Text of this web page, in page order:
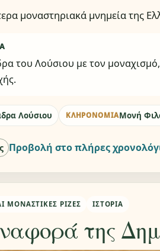
μοναστηριακά μνημεία της
του Λούσιου με τον
Λούσιου ΚΛΗΡΟΝΟΜΙΆΜονή
Προβολή στο πλήρες
ΜΟΝΑΣΤΙΚΈΣ ΡΊΖΕΣ ΙΣΤΟΡΊΑ
της